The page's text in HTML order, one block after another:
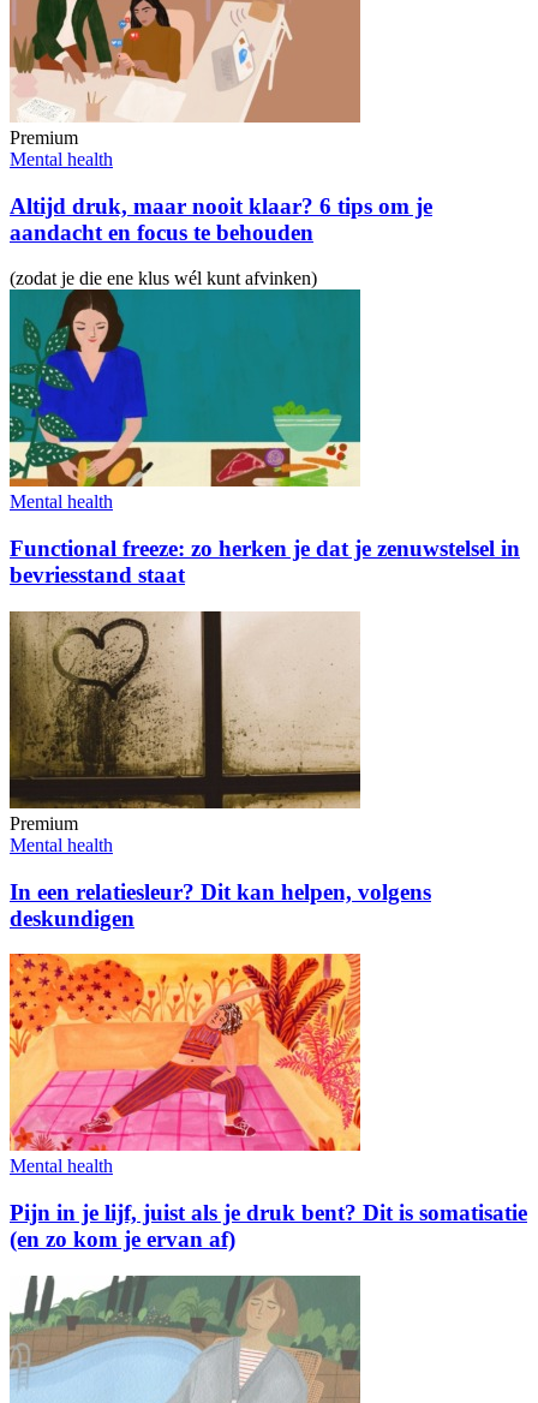
Premium
Mental health
Altijd druk, maar nooit klaar? 6 tips om je
aandacht en focus te behouden
(zodat je die ene klus wél kunt afvinken)
Mental health
Functional freeze: zo herken je dat je zenuwstelsel in
bevriesstand staat
Premium
Mental health
In een relatiesleur? Dit kan helpen, volgens
deskundigen
Mental health
Pijn in je lijf, juist als je druk bent? Dit is somatisatie
(en zo kom je ervan af)